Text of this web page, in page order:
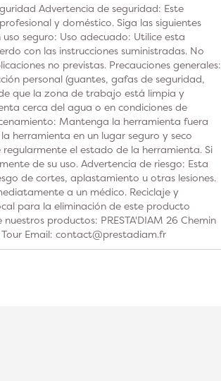
Advertencia de seguridad: Este
y doméstico. Siga las siguientes
seguro: Uso adecuado: Utilice esta
con las instrucciones suministradas. No
no previstas. Precauciones generales:
personal (guantes, gafas de seguridad,
que la zona de trabajo está limpia y
cerca del agua o en condiciones de
Mantenga la herramienta fuera
herramienta en un lugar seguro y seco
el estado de la herramienta. Si
de su uso. Advertencia de riesgo: Esta
de cortes, aplastamiento u otras lesiones.
a un médico. Reciclaje y
para la eliminación de este producto
productos: PRESTA'DIAM 26 Chemin
Email: contact@prestadiam.fr